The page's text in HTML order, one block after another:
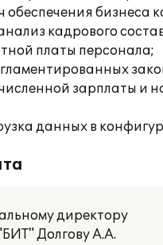
обеспечения бизнеса
кадрового
платы персонала;
зарплаты и
данных в
директору
Долгову А.А.